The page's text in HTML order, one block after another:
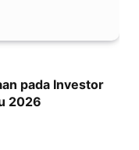
pada Investor
2026